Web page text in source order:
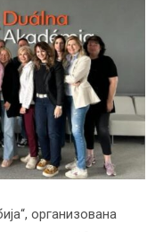
организована